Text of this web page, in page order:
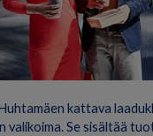
kattava
valikoima. Se sisältää